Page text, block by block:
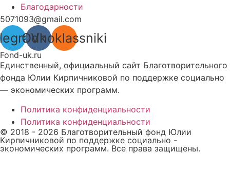
Благодарности
5071093@gmail.com
Vk
Odnoklassniki
Fond-uk.ru
Единственный, официальный сайт Благотворительного
фонда Юлии Кирпичниковой по поддержке социально
— экономических программ.
Политика конфиденциальности
Политика конфиденциальности
© 2018 - 2026 Благотворительный фонд Юлии
Кирпичниковой по поддержке социально -
экономических программ. Все права защищены.